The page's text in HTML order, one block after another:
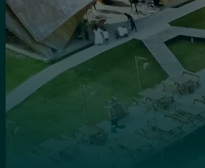
ผัก
จิ้มจุ่มหม้อดิน
เครื่องดื่ม
วิธีทำ
อาหารจีน
อาหารญี่ปุ่น
อาหารทะเล
อาหารอีสาน